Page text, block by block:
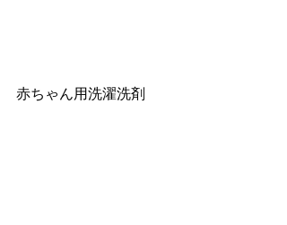
赤ちゃん用洗濯洗剤